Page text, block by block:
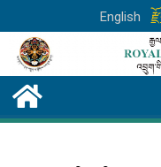
to
content
English